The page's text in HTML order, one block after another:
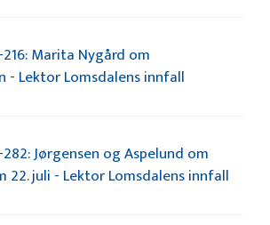
216: Marita Nygård om
- Lektor Lomsdalens innfall
282: Jørgensen og Aspelund om
22. juli - Lektor Lomsdalens innfall